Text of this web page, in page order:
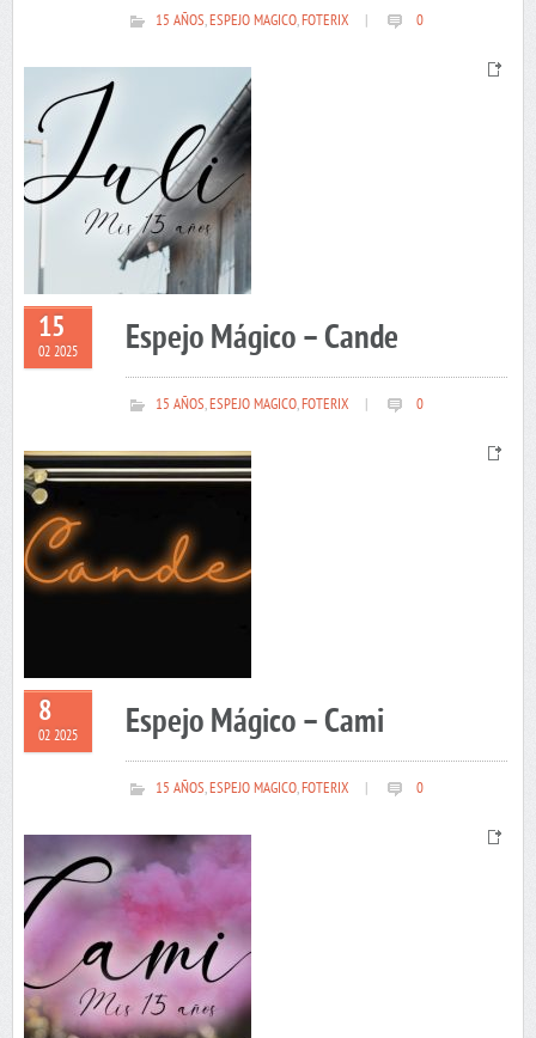
15 AÑOS,ESPEJO MAGICO,FOTERIX 0
15
02 2025 Espejo Mágico – Cande
15 AÑOS,ESPEJO MAGICO,FOTERIX 0
8
02 2025 Espejo Mágico – Cami
15 AÑOS,ESPEJO MAGICO,FOTERIX 0